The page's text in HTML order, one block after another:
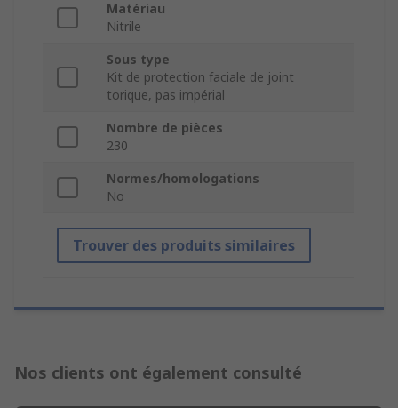
Matériau
Nitrile
Sous type
Kit de protection faciale de joint
torique, pas impérial
Nombre de pièces
230
Normes/homologations
No
Trouver des produits similaires
Nos clients ont également consulté